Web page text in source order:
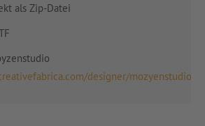
als Zip-Datei
designer/mozyenstudio/